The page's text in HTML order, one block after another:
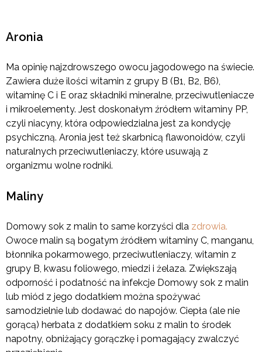
Aronia
Ma opinię najzdrowszego owocu jagodowego na świecie.
Zawiera duże ilości witamin z grupy B (B1, B2, B6),
witaminę C i E oraz składniki mineralne, przeciwutleniacze
i mikroelementy. Jest doskonałym źródłem witaminy PP,
czyli niacyny, która odpowiedzialna jest za kondycję
psychiczną. Aronia jest też skarbnicą flawonoidów, czyli
naturalnych przeciwutleniaczy, które usuwają z
organizmu wolne rodniki.
Maliny
Domowy sok z malin to same korzyści dla zdrowia.
Owoce malin są bogatym źródłem witaminy C, manganu,
błonnika pokarmowego, przeciwutleniaczy, witamin z
grupy B, kwasu foliowego, miedzi i żelaza. Zwiększają
odporność i podatność na infekcje Domowy sok z malin
lub miód z jego dodatkiem można spożywać
samodzielnie lub dodawać do napojów. Ciepła (ale nie
gorącą) herbata z dodatkiem soku z malin to środek
napotny, obniżający gorączkę i pomagający zwalczyć